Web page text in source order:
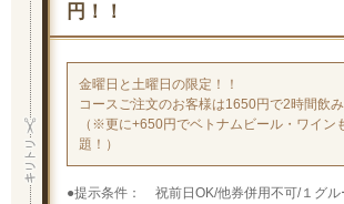
円！！
金曜日と土曜日の限定！！
コースご注文のお客様は1650円で2時間飲み
（※更に+650円でベトナムビール・ワイン
題！）
提示条件
祝前日OK/他券併用不可/１グ